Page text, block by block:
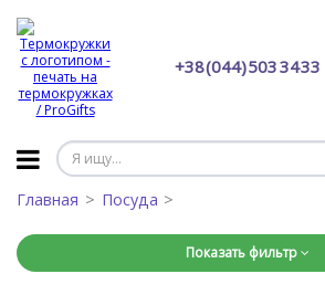
+38 (044) 503 34 33
Главная Посуда
Показать фильтр